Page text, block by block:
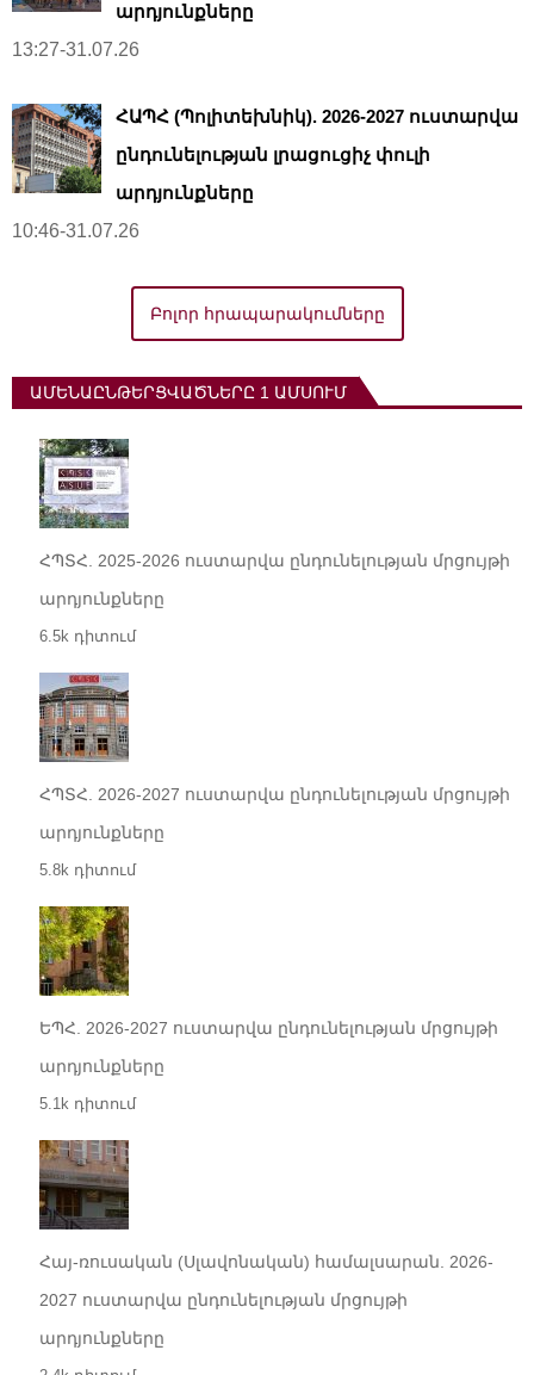
արդյունքները
13:27-31.07.26
ՀԱՊՀ (Պոլիտեխնիկ). 2026-2027 ուստարվա
ընդունելության լրացուցիչ փուլի
արդյունքները
10:46-31.07.26
Բոլոր հրապարակումները
ԱՄԵՆԱԸՆԹԵՐՑՎԱԾՆԵՐԸ 1 ԱՄՍՈՒՄ
ՀՊՏՀ. 2025-2026 ուստարվա ընդունելության մրցույթի
արդյունքները
6.5k դիտում
ՀՊՏՀ. 2026-2027 ուստարվա ընդունելության մրցույթի
արդյունքները
5.8k դիտում
ԵՊՀ. 2026-2027 ուստարվա ընդունելության մրցույթի
արդյունքները
5.1k դիտում
Հայ-ռուսական (Սլավոնական) համալսարան. 2026-
2027 ուստարվա ընդունելության մրցույթի
արդյունքները